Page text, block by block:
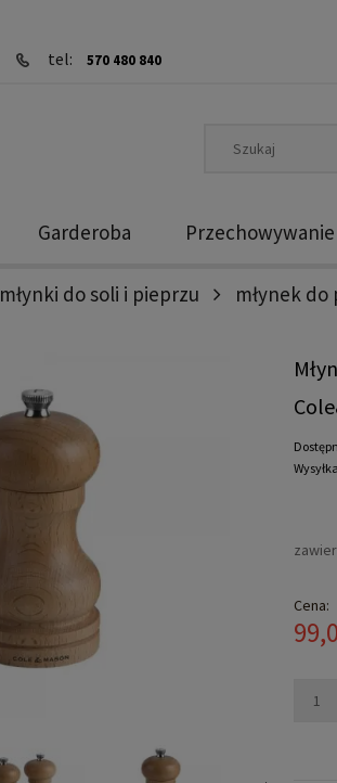
tel: 570 480 840
Garderoba Przechowywanie
młynki do soli i pieprzu młynek
Cena: